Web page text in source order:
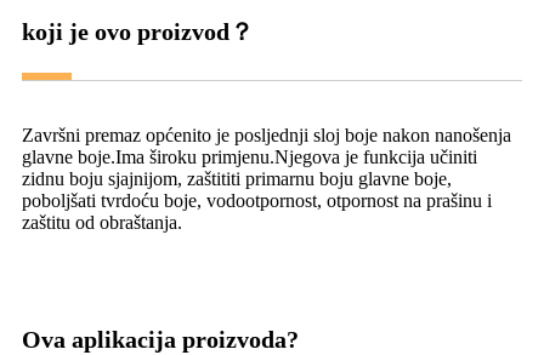
koji je ovo proizvod？
Završni premaz općenito je posljednji sloj boje nakon nanošenja
glavne boje.Ima široku primjenu.Njegova je funkcija učiniti
zidnu boju sjajnijom, zaštititi primarnu boju glavne boje,
poboljšati tvrdoću boje, vodootpornost, otpornost na prašinu i
zaštitu od obraštanja.
Ova aplikacija proizvoda?